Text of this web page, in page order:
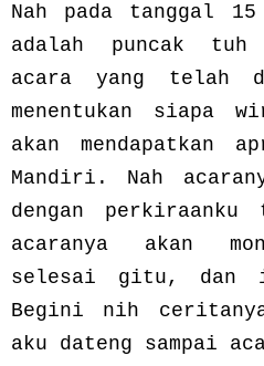
Nah pada tanggal 15
adalah puncak tuh
acara yang telah
menentukan siapa
akan mendapatkan
Mandiri. Nah
dengan
acaranya akan
selesai gitu, dan
Begini nih
aku dateng sampai